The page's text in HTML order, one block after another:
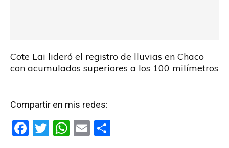
Cote Lai lideró el registro de lluvias en Chaco
con acumulados superiores a los 100 milímetros
Compartir en mis redes:
F
T
W E